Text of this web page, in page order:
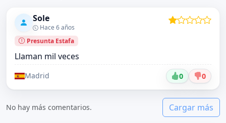
Sole
Hace 6 años
Presunta Estafa
Llaman mil veces
Madrid 0 0
No hay más comentarios. Cargar más